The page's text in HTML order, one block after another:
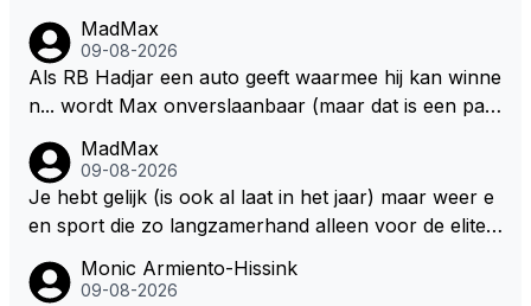
MadMax
09-08-2026
Als RB Hadjar een auto geeft waarmee hij kan winne
n... wordt Max onverslaanbaar (maar dat is een par
MadMax
09-08-2026
Je hebt gelijk (is ook al laat in het jaar) maar weer e
en sport die zo langzamerhand alleen voor de elite t
Monic Armiento-Hissink
09-08-2026